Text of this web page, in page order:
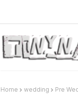
Home wedding Pre